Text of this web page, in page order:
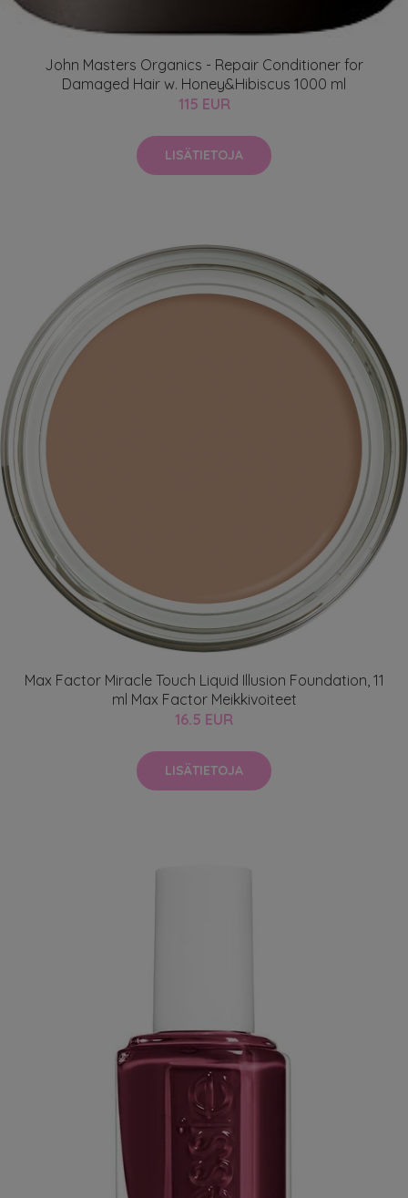
John Masters Organics - Repair Conditioner for
Damaged Hair w. Honey&Hibiscus 1000 ml
115 EUR
LISÄTIETOJA
Max Factor Miracle Touch Liquid Illusion Foundation, 11
ml Max Factor Meikkivoiteet
16.5 EUR
LISÄTIETOJA